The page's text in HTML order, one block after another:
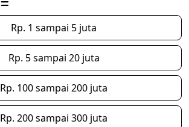
Rp. 1 sampai 5 juta
Rp. 5 sampai 20 juta
Rp. 100 sampai 200 juta
Rp. 200 sampai 300 juta